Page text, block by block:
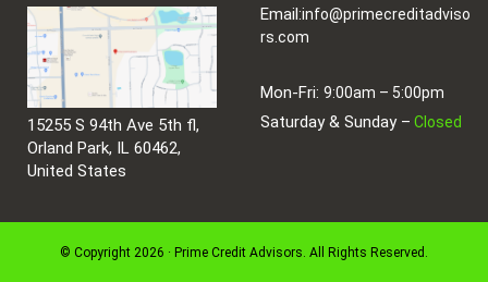
15255 S 94th Ave 5th fl,
Orland Park, IL 60462,
United States
Email:info@primecreditadviso
rs.com
Mon-Fri: 9:00am – 5:00pm
Saturday & Sunday – Closed
© Copyright 2026 · Prime Credit Advisors. All Rights Reserved.